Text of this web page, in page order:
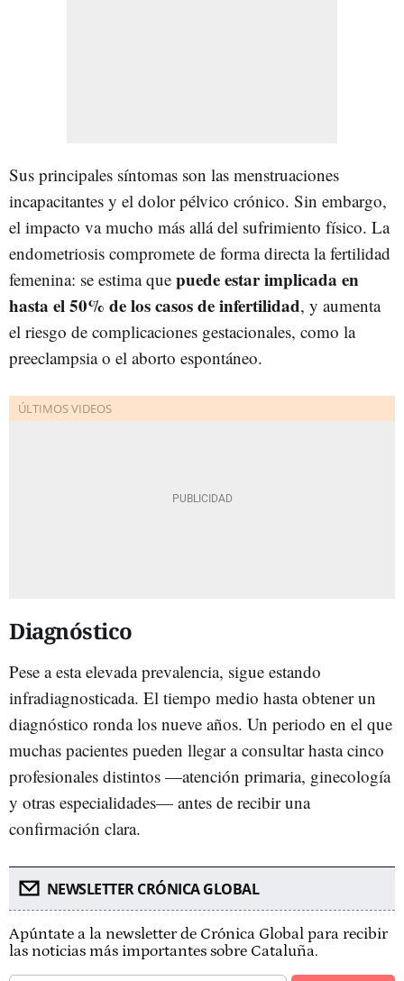
Sus principales síntomas son las menstruaciones
incapacitantes y el dolor pélvico crónico. Sin embargo,
el impacto va mucho más allá del sufrimiento físico. La
endometriosis compromete de forma directa la fertilidad
femenina: se estima que puede estar implicada en
hasta el 50% de los casos de infertilidad, y aumenta
el riesgo de complicaciones gestacionales, como la
preeclampsia o el aborto espontáneo.
Diagnóstico
Pese a esta elevada prevalencia, sigue estando
infradiagnosticada. El tiempo medio hasta obtener un
diagnóstico ronda los nueve años. Un periodo en el que
muchas pacientes pueden llegar a consultar hasta cinco
profesionales distintos —atención primaria, ginecología
y otras especialidades— antes de recibir una
confirmación clara.
NEWSLETTER CRÓNICA GLOBAL
Apúntate a la newsletter de Crónica Global para recibir
las noticias más importantes sobre Cataluña.